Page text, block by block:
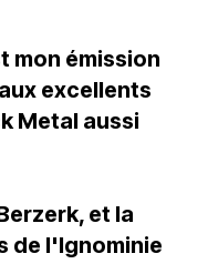
mon émission
excellents
Metal aussi
et la
de l'Ignominie